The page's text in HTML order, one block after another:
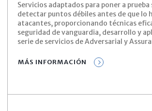
Servicios adaptados para poner a prueba
detectar puntos débiles antes de que lo
atacantes, proporcionando técnicas
seguridad de vanguardia, desarrollo y
serie de servicios de Adversarial y
MÁS INFORMACIÓN